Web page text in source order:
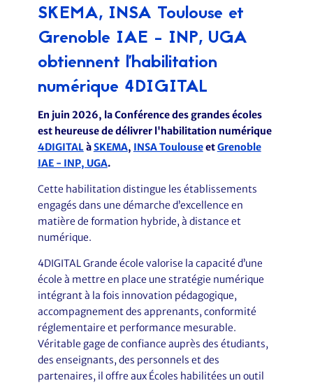
SKEMA, INSA Toulouse et
Grenoble IAE - INP, UGA
obtiennent l'habilitation
numérique 4DIGITAL
En juin 2026, la Conférence des grandes écoles
est heureuse de délivrer l'habilitation numérique
4DIGITALàSKEMA, INSA ToulouseetGrenoble
IAE - INP, UGA.
Cette habilitation distingue les établissements
engagés dans une démarche d’excellence en
matière de formation hybride, à distance et
numérique.
4DIGITAL Grande école valorise la capacité d’une
école à mettre en place une stratégie numérique
intégrant à la fois innovation pédagogique,
accompagnement des apprenants, conformité
réglementaire et performance mesurable.
Véritable gage de confiance auprès des étudiants,
des enseignants, des personnels et des
partenaires, il offre aux Écoles habilitées un outil